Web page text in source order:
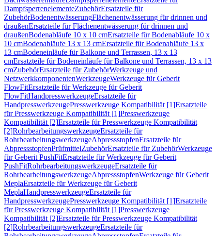
DampfsperrenelementeZubehörErsatzteile für
ZubehörBodenentwässerungFlächenentwässerung für drinnen und
draußenErsatzteile für Flächenentwässerung für drinnen und
draußenBodenabläufe 10 x 10 cmErsatzteile für Bodenabläufe 10 x
10 cmBodenabläufe 13 x 13 cmErsatzteile für Bodenabläufe 13 x
13 cmBodeneinläufe für Balkone und Terrassen, 13 x 13
cmErsatzteile für Bodeneinläufe für Balkone und Terrassen, 13 x 13
cmZubehörErsatzteile für ZubehörWerkzeuge und
NetzwerkkomponentenWerkzeugeWerkzeuge für Geberit
FlowFitErsatzteile für Werkzeuge für Geberit
FlowFitHandpresswerkzeugeErsatzteile für
HandpresswerkzeugePresswerkzeuge Kompatibilität [1]Ersatzteile
für Presswerkzeuge Kompatibilität [1]Presswerkzeuge
Kompatibilität [2]Ersatzteile für Presswerkzeuge Kompatibilität
[2]RohrbearbeitungswerkzeugeErsatzteile für
RohrbearbeitungswerkzeugeAbpressstopfenErsatzteile für
AbpressstopfenPrüfmittelZubehörErsatzteile für ZubehörWerkzeuge
für Geberit PushFitErsatzteile für Werkzeuge für Geberit
PushFitRohrbearbeitungswerkzeugeErsatzteile für
RohrbearbeitungswerkzeugeAbpressstopfenWerkzeuge für Geberit
MeplaErsatzteile für Werkzeuge für Geberit
MeplaHandpresswerkzeugeErsatzteile für
HandpresswerkzeugePresswerkzeuge Kompatibilität [1]Ersatzteile
für Presswerkzeuge Kompatibilität [1]Presswerkzeuge
Kompatibilität [2]Ersatzteile für Presswerkzeuge Kompatibilität
[2]RohrbearbeitungswerkzeugeErsatzteile für